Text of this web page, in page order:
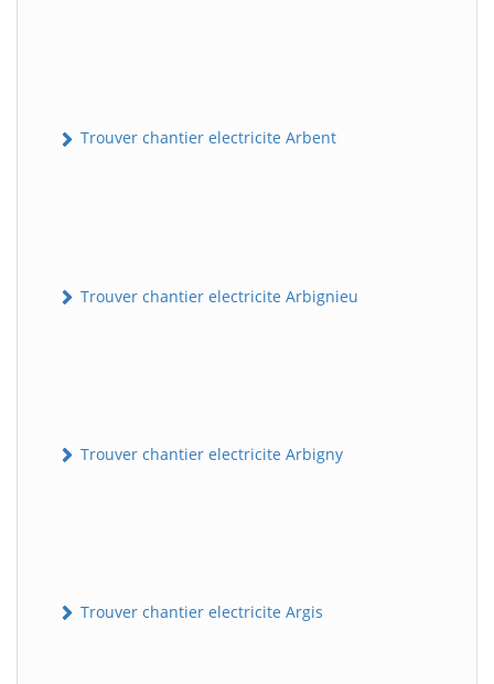
Trouver chantier electricite Arbent
Trouver chantier electricite Arbignieu
Trouver chantier electricite Arbigny
Trouver chantier electricite Argis